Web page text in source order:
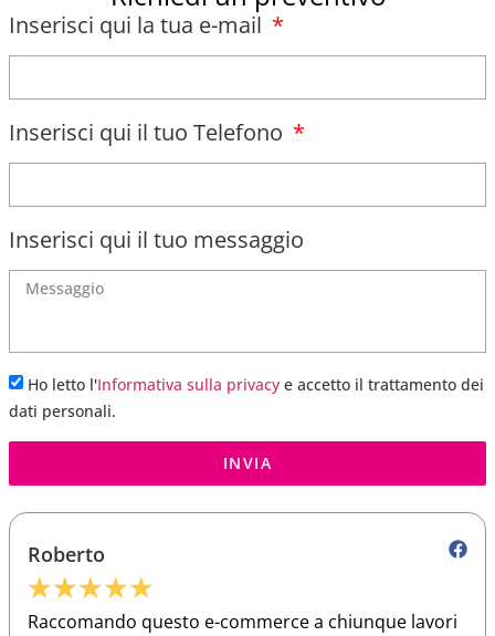
Inserisci qui la tua e-mail
Inserisci qui il tuo Telefono
Inserisci qui il tuo messaggio
Ho letto l'Informativa sulla privacy e accetto il trattamento dei
dati personali.
INVIA
Roberto
★★★★★
Raccomando questo e-commerce a chiunque lavori